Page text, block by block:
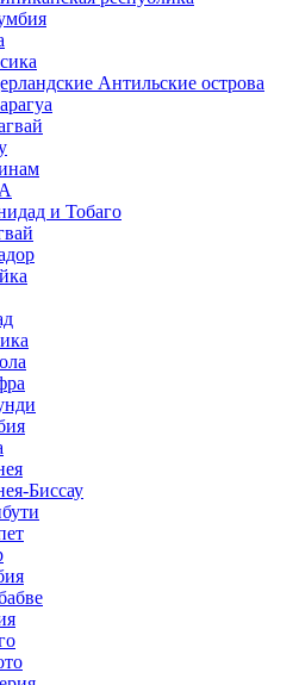
Антильские острова
и Тобаго
Биссау